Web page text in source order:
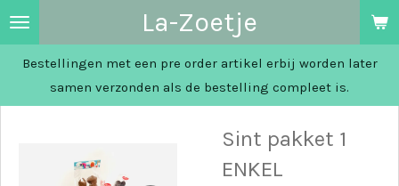
Ga
direct
naar
La-Zoetje
Bestellingen met een pre order artikel erbij worden later
samen verzonden als de bestelling compleet is.
Sint pakket 1
ENKEL